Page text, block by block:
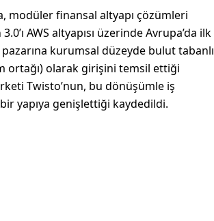
modüler finansal altyapı çözümleri
AWS altyapısı üzerinde Avrupa’da ilk
pazarına kurumsal düzeyde bulut tabanlı
ortağı) olarak girişini temsil ettiği
Twisto’nun, bu dönüşümle iş
yapıya genişlettiği kaydedildi.